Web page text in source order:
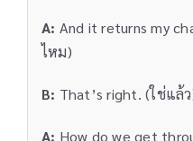
A: And it returns my
ไหม)
B: That’s right. (ใช่แล้
A: How do we get